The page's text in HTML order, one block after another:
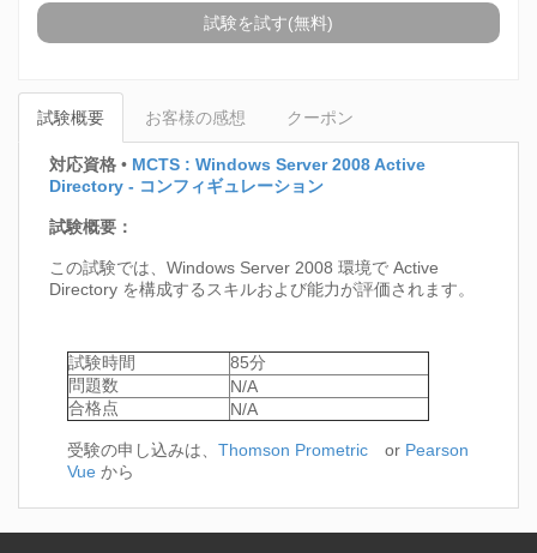
試験を試す(無料)
試験概要 お客様の感想 クーポン
対応資格 • MCTS : Windows Server 2008 Active
Directory - コンフィギュレーション
試験概要：
この試験では、Windows Server 2008 環境で Active
Directory を構成するスキルおよび能力が評価されます。
試験時間
85分
問題数
N/A
合格点
N/A
受験の申し込みは、 Thomson Prometric or Pearson
Vue から